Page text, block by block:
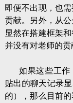
即便不出现，也
贡献。另外，从
显然在搭建框架
并没有对老师的贡
如果这些工作
贴出的聊天记录
的），那么目前